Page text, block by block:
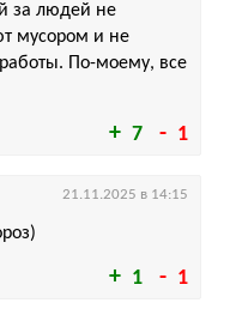
7 1
за людей не
мусором и не
По-моему, все
1 1
21.11.2025 в 14:15